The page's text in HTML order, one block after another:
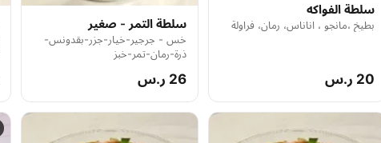
سلطة الفواكه
بطيخ ،مانجو ، اناناس، رمان، فراولة
20 ر.س
سلطة التمر - صغير
خس - جرجير-خيار-جزر-بقدونس-
ذرة-رمان-تمر-خبز
26 ر.س